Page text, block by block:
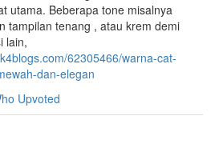
utama. Beberapa tone misalnya
tampilan tenang , atau krem demi
lain,
62305466/warna-cat-
dan-elegan
Upvoted